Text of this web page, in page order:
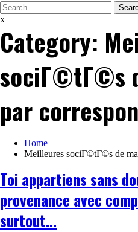
Search
for:
x
Category:
sociГ©tГ©s
par
Home
Meilleures sociГ©tГ©s de
Toi appartiens sans
provenance avec
surtout…